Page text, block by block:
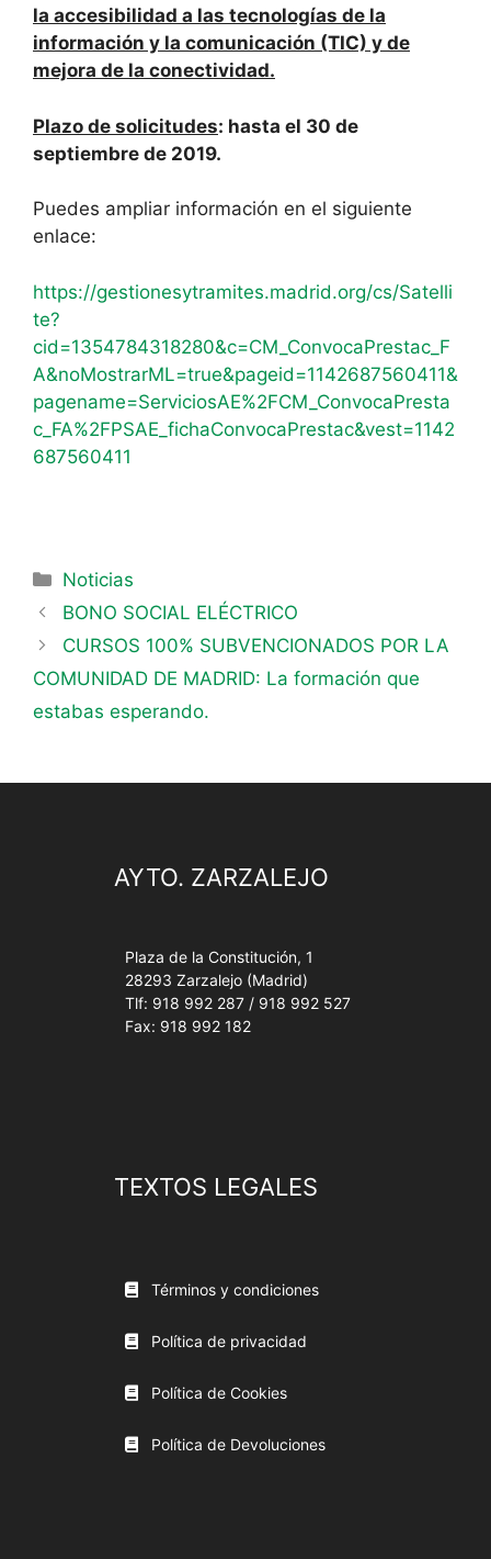
la accesibilidad a las tecnologías de la
información y la comunicación (TIC) y de
mejora de la conectividad.
Plazo de solicitudes: hasta el 30 de
septiembre de 2019.
Puedes ampliar información en el siguiente
enlace:
https://gestionesytramites.madrid.org/cs/Satelli
te?
cid=1354784318280&c=CM_ConvocaPrestac_F
A&noMostrarML=true&pageid=1142687560411&
pagename=ServiciosAE%2FCM_ConvocaPresta
c_FA%2FPSAE_fichaConvocaPrestac&vest=1142
687560411
Noticias
BONO SOCIAL ELÉCTRICO
CURSOS 100% SUBVENCIONADOS POR LA
COMUNIDAD DE MADRID: La formación que
estabas esperando.
AYTO. ZARZALEJO
Plaza de la Constitución, 1
28293 Zarzalejo (Madrid)
Tlf: 918 992 287 / 918 992 527
Fax: 918 992 182
TEXTOS LEGALES
Términos y condiciones
Política de privacidad
Política de Cookies
Política de Devoluciones